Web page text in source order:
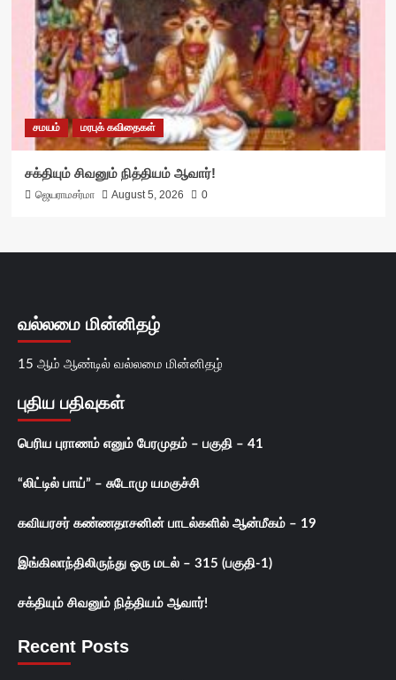
சமயம் மரபுக் கவிதைகள்
சக்தியும் சிவனும் நித்தியம் ஆவார்!
ஜெயராமசர்மா August 5, 2026 0
வல்லமை மின்னிதழ்
15 ஆம் ஆண்டில் வல்லமை மின்னிதழ்
புதிய பதிவுகள்
பெரிய புராணம் எனும் பேரமுதம் – பகுதி – 41
“லிட்டில் பாய்” – சுடோமு யமகுச்சி
கவியரசர் கண்ணதாசனின் பாடல்களில் ஆன்மீகம் – 19
இங்கிலாந்திலிருந்து ஒரு மடல் – 315 (பகுதி-1)
சக்தியும் சிவனும் நித்தியம் ஆவார்!
Recent Posts